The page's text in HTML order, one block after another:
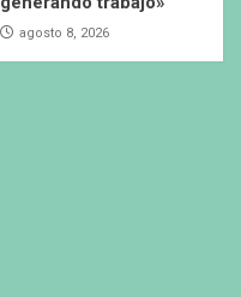
agosto 8, 2026